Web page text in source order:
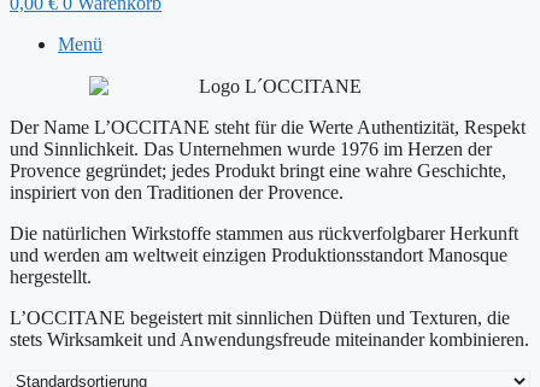
Menü
Der Name L’OCCITANE steht für die Werte Authentizität, Respekt
und Sinnlichkeit. Das Unternehmen wurde 1976 im Herzen der
Provence gegründet; jedes Produkt bringt eine wahre Geschichte,
inspiriert von den Traditionen der Provence.
Die natürlichen Wirkstoffe stammen aus rückverfolgbarer Herkunft
und werden am weltweit einzigen Produktionsstandort Manosque
hergestellt.
L’OCCITANE begeistert mit sinnlichen Düften und Texturen, die
stets Wirksamkeit und Anwendungsfreude miteinander kombinieren.